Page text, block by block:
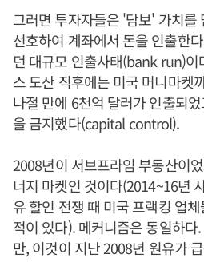
그러면 투자자들은 '담보' 가치를
선호하여 계좌에서 돈을 인출한
던 대규모 인출사태(bank run)이
스 도산 직후에는 미국 머니마켓
나절 만에 6천억 달러가 인출되
을 금지했다(capital control).
2008년이 서브프라임 부동산이
너지 마켓인 것이다(2014~16년
유 할인 전쟁 때 미국 프랙킹 업
적이 있다). 메커니즘은 동일하
만, 이것이 지난 2008년 원유가